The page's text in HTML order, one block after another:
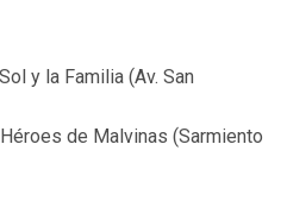
y la Familia (Av. San
de Malvinas (Sarmiento